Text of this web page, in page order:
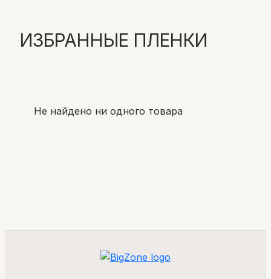
ИЗБРАННЫЕ ПЛЕНКИ
Не найдено ни одного товара